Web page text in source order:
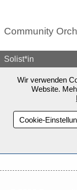
Community
Solist*in
Wir verwenden
Website.
Cookie-